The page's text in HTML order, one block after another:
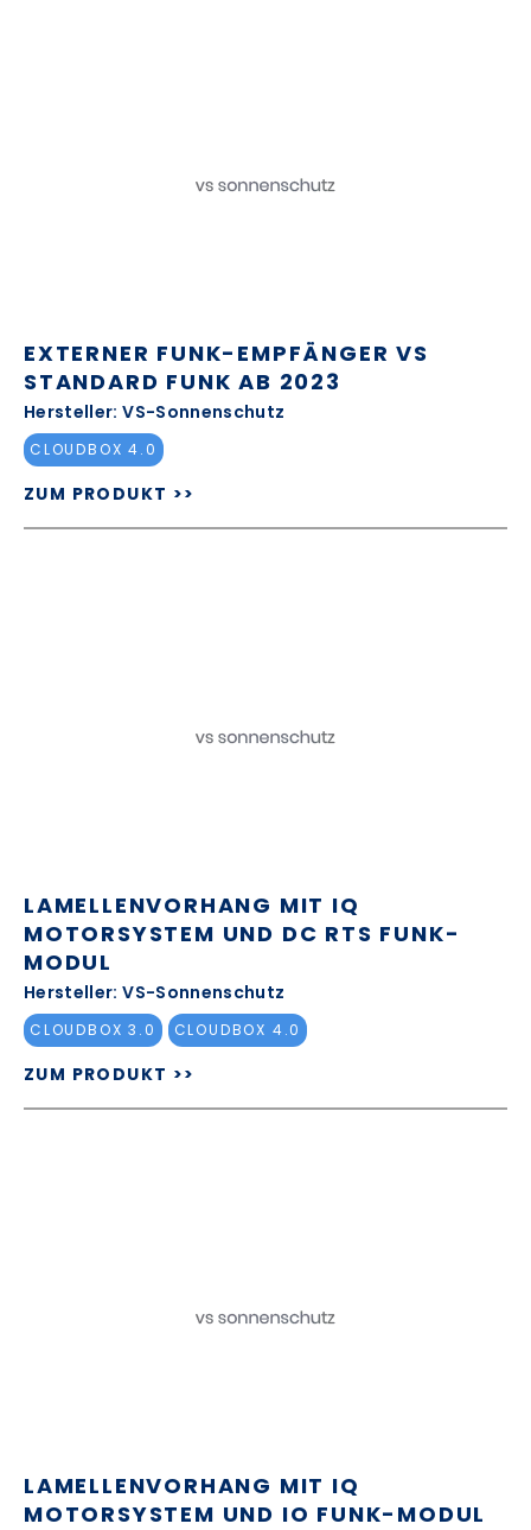
EXTERNER FUNK-EMPFÄNGER VS
STANDARD FUNK AB 2023
Hersteller: VS-Sonnenschutz
CLOUDBOX 4.0
ZUM PRODUKT >>
LAMELLENVORHANG MIT IQ
MOTORSYSTEM UND DC RTS FUNK-
MODUL
Hersteller: VS-Sonnenschutz
CLOUDBOX 3.0 CLOUDBOX 4.0
ZUM PRODUKT >>
LAMELLENVORHANG MIT IQ
MOTORSYSTEM UND IO FUNK-MODUL